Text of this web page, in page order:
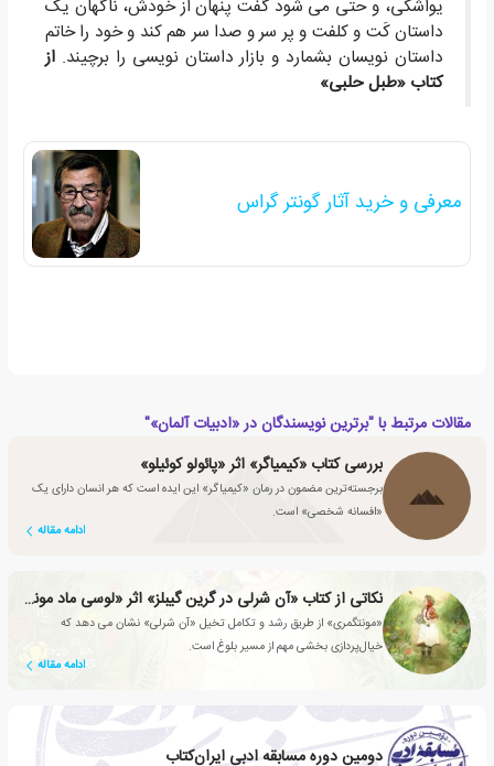
یواشکی، و حتی می شود گفت پنهان از خودش، ناگهان یک
داستان کَت و کلفت و پر سر و صدا سر هم کند و خود را خاتم
داستان نویسان بشمارد و بازار داستان نویسی را برچیند. از
کتاب «طبل حلبی»
معرفی و خرید آثار گونتر گراس
مقالات مرتبط با "برترین نویسندگان در «ادبیات آلمان»"
بررسی کتاب «کیمیاگر» اثر «پائولو کوئیلو»
برجسته‌ترین مضمون در رمان «کیمیاگر» این ایده است که هر انسان دارای یک
«افسانه شخصی» است.
ادامه مقاله
نکاتی از کتاب «آن شرلی در گرین گیبلز» اثر «لوسی ماد مونتگمری»
«مونتگمری» از طریق رشد و تکامل تخیل «آن شرلی» نشان می دهد که
خیال‌پردازی بخشی مهم از مسیر بلوغ است.
ادامه مقاله
دومین دوره مسابقه ادبی ایران‌کتاب